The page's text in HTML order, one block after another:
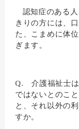
認知症のある
きりの方には、
た、こまめに体
ぎます。
Q. 介護福祉士は
ではないとのこ
と、それ以外の
すか。